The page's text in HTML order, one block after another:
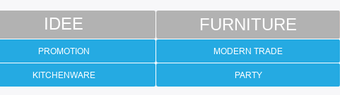
IDEE FURNITURE
PROMOTION MODERN TRADE
KITCHENWARE PARTY